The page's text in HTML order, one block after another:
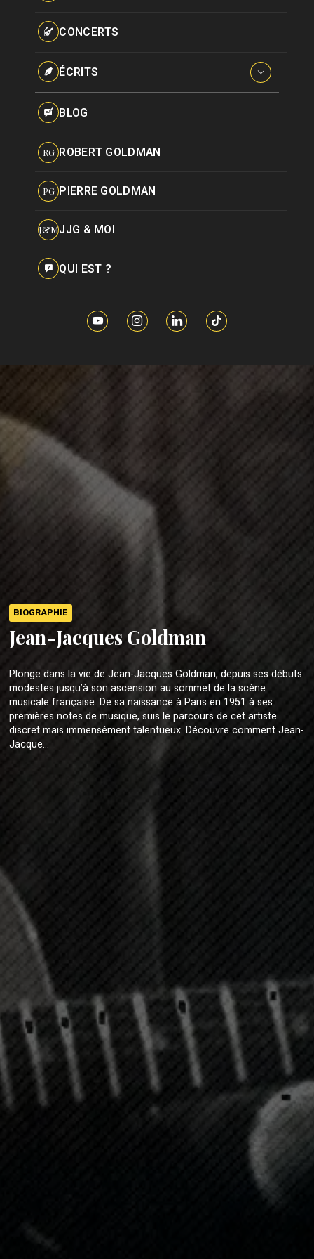
Pseudonymes
CONCERTS
ÉCRITS
Interviews
BLOG
RG ROBERT GOLDMAN
PG PIERRE GOLDMAN
J&MJJG & MOI
QUI EST ?
BIOGRAPHIE
Jean-Jacques Goldman
Plonge dans la vie de Jean-Jacques Goldman, depuis ses débuts
modestes jusqu’à son ascension au sommet de la scène
musicale française. De sa naissance à Paris en 1951 à ses
premières notes de musique, suis le parcours de cet artiste
discret mais immensément talentueux. Découvre comment Jean-
Jacque...